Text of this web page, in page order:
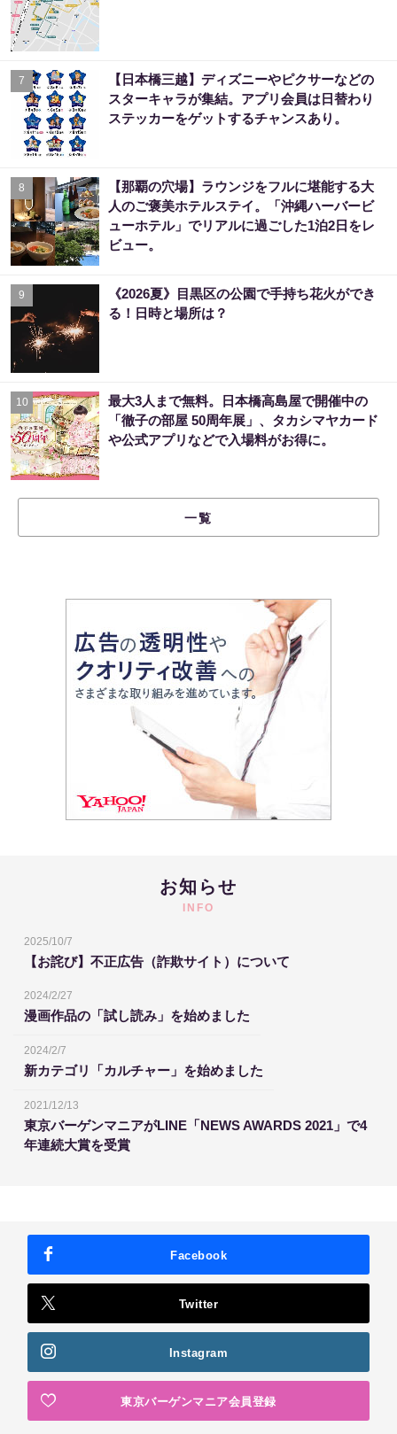
7
【日本橋三越】ディズニーやピクサーなどの
スターキャラが集結。アプリ会員は日替わり
ステッカーをゲットするチャンスあり。
8
【那覇の穴場】ラウンジをフルに堪能する大
人のご褒美ホテルステイ。「沖縄ハーバービ
ューホテル」でリアルに過ごした1泊2日をレ
ビュー。
9
《2026夏》目黒区の公園で手持ち花火ができ
る！日時と場所は？
10
最大3人まで無料。日本橋高島屋で開催中の
「徹子の部屋 50周年展」、タカシマヤカード
や公式アプリなどで入場料がお得に。
一覧
お知らせ
INFO
2025/10/7
【お詫び】不正広告（詐欺サイト）について
2024/2/27
漫画作品の「試し読み」を始めました
2024/2/7
新カテゴリ「カルチャー」を始めました
2021/12/13
東京バーゲンマニアがLINE「NEWS AWARDS 2021」で4
年連続大賞を受賞
Facebook
Twitter
Instagram
東京バーゲンマニア会員登録